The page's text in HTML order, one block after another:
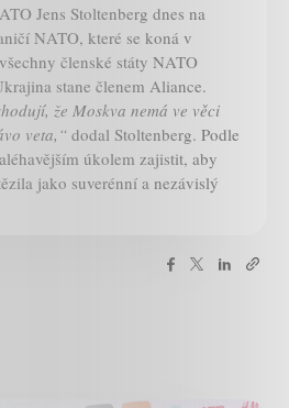
Jens Stoltenberg dnes na
NATO, které se koná v
členské státy NATO
stane členem Aliance.
že Moskva nemá ve věci
veta,“ dodal Stoltenberg. Podle
úkolem zajistit, aby
jako suverénní a nezávislý